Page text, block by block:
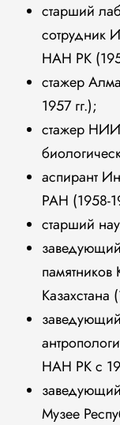
старший
сотрудник
НАН РК
стажер
1957 гг.);
стажер НИИ
аспирант
РАН (1958-
старший
памятников
Казахстана
НАН РК с
Музее